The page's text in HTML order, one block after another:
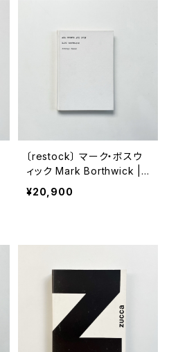
〔restock〕 マーク・ボスウ
ィック Mark Borthwick |
ALL EVENTS ARE EVEN
¥20,900